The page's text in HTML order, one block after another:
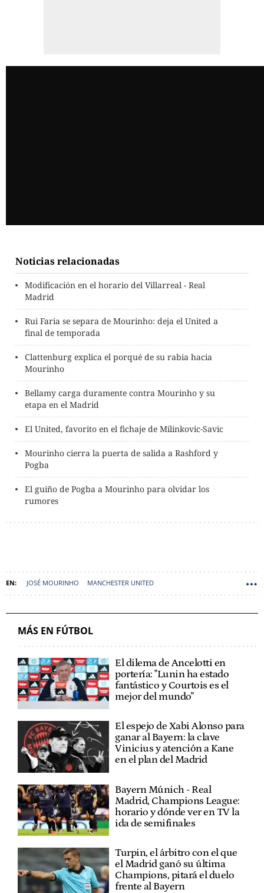
Noticias relacionadas
Modificación en el horario del Villarreal - Real
Madrid
Rui Faria se separa de Mourinho: deja el United a
final de temporada
Clattenburg explica el porqué de su rabia hacia
Mourinho
Bellamy carga duramente contra Mourinho y su
etapa en el Madrid
El United, favorito en el fichaje de Milinkovic-Savic
Mourinho cierra la puerta de salida a Rashford y
Pogba
El guiño de Pogba a Mourinho para olvidar los
rumores
JOSÉ MOURINHO MANCHESTER UNITED
MÁS EN FÚTBOL
El dilema de Ancelotti en
portería: "Lunin ha estado
fantástico y Courtois es el
mejor del mundo"
El espejo de Xabi Alonso para
ganar al Bayern: la clave
Vinicius y atención a Kane
en el plan del Madrid
Bayern Múnich - Real
Madrid, Champions League:
horario y dónde ver en TV la
ida de semifinales
Turpin, el árbitro con el que
el Madrid ganó su última
Champions, pitará el duelo
frente al Bayern